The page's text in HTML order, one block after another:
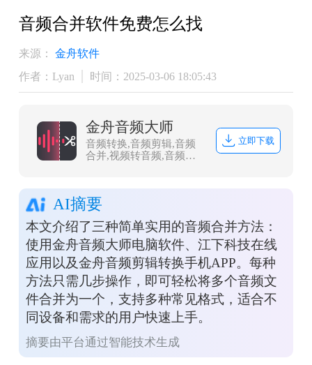
音频合并软件免费怎么找
来源：
金舟软件
作者：Lyan
时间：2025-03-06 18:05:43
金舟音频大师
音频转换,音频剪辑,音频
合并,视频转音频,音频分
立即下载
AI摘要
本文介绍了三种简单实用的音频合并方法：
使用金舟音频大师电脑软件、江下科技在线
应用以及金舟音频剪辑转换手机APP。每种
方法只需几步操作，即可轻松将多个音频文
件合并为一个，支持多种常见格式，适合不
同设备和需求的用户快速上手。
摘要由平台通过智能技术生成